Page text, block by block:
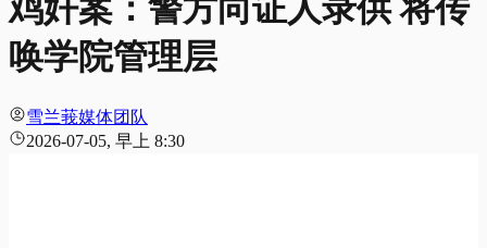
鸡奸案：警方向证人录供 将传
唤学院管理层
雪兰莪媒体团队
2026-07-05, 早上 8:30